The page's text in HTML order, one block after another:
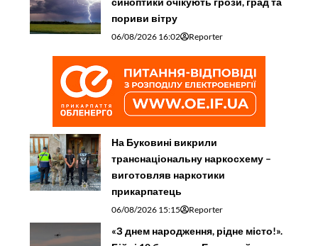
пориви вітру
06/08/2026 16:02 Reporter
На Буковині викрили
транснаціональну наркосхему –
виготовляв наркотики
прикарпатець
06/08/2026 15:15 Reporter
«З днем народження, рідне місто!».